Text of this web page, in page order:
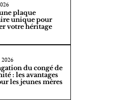
plaque
unique pour
votre héritage
du congé de
: les avantages
les jeunes mères